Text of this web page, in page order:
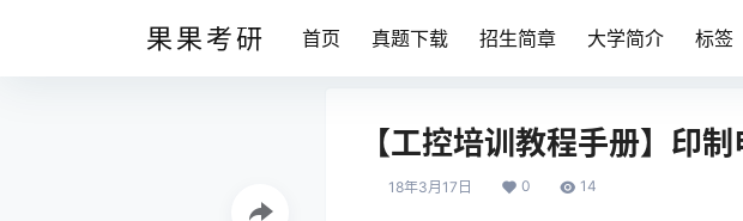
果果考研 首页 真题下载 招生简章 大学简介 标签
【工控培训教程手册】印
18年3月17日 0 14